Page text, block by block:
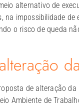
alternativo de
na impossibilidade
o risco de queda
de alteração
Ambiente de